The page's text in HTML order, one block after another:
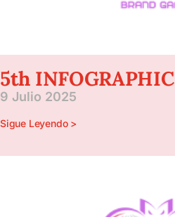
5th INFOGRAPHIC
9 Julio 2025
Sigue Leyendo >